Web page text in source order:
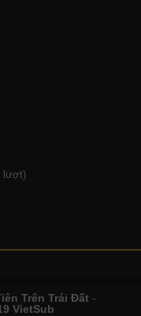
lượt)
Trên Trái Đất -
VietSub